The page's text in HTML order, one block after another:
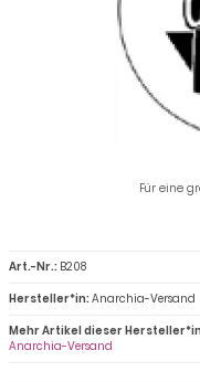
Für eine
Art.-Nr.: B208
Hersteller*in:Anarchia-Versand
Mehr Artikel dieser
Anarchia-Versand